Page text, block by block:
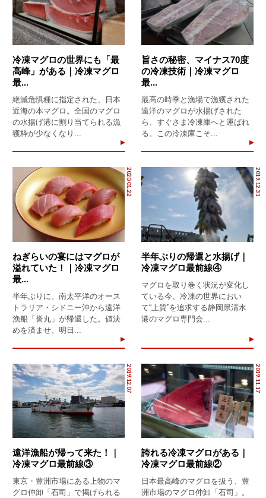
冷凍マグロの世界にも「最
高峰」がある｜冷凍マグロ
最...
絶滅危惧種に指定された、日本
近海の本マグロ。全国のマグロ
の水揚げ港に割り当てられる漁
獲枠が少なくなり...
旨さの秘密、マイナス70度
の冷凍技術｜冷凍マグロ
最...
最高の時季と漁場で漁獲された
遠洋のマグロが水揚げされた
ら、すぐさま冷凍庫へと運ばれ
る。この冷凍庫こそ...
2020.01.22
ねぎらいの宴にはマグロが
溢れていた！｜冷凍マグロ
最...
半年ぶりに、南太平洋のオース
トラリア・シドニー沖から遠洋
漁船「誉丸」が帰還した。値決
めを済ませ、明日...
2019.12.31
半年ぶりの帰還と水揚げ｜
冷凍マグロ最前線④
マグロを取り巻く状況が変化し
ている今、冷凍の世界におい
て“上質”を追求する静岡県清水
港のマグロ専門会...
2019.12.07
遠洋漁船が帰って来た！｜
冷凍マグロ最前線③
東京・豊洲市場にある上物のマ
グロ仲卸「石司」で掲げられる
2019.11.17
誇れる冷凍マグロがある｜
冷凍マグロ最前線②
日本最高峰のマグロを扱う、豊
洲市場のマグロ仲卸「石司」。